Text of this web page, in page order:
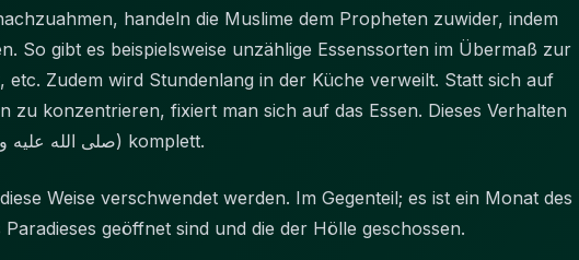
So gibt es beispielsweise unzählige Essenssorten im Übermaß zur
Zudem wird Stundenlang in der Küche verweilt. Statt sich auf
zu konzentrieren, fixiert man sich auf das Essen. Dieses Verhalten
wiederspricht den Propheten Mohammed (صلى الله عليه و سلم) komplett.
Weise verschwendet werden. Im Gegenteil; es ist ein Monat des
geöffnet sind und die der Hölle geschossen.